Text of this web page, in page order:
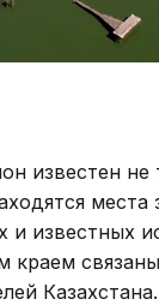
известен не
места
и известных
краем